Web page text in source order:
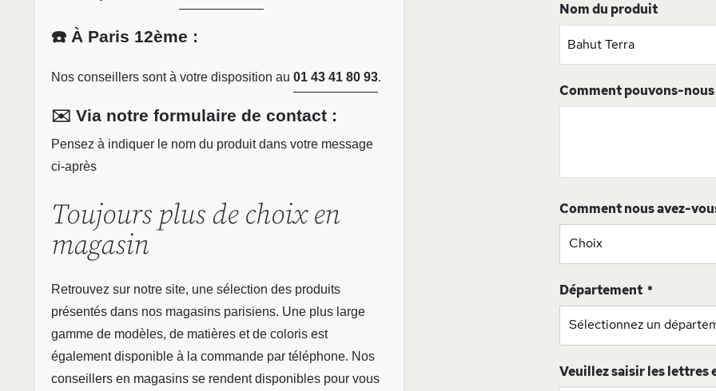
☎️ À Paris 12ème :
Nos conseillers sont à votre disposition au 01 43 41 80 93.
✉️ Via notre formulaire de contact :
Pensez à indiquer le nom du produit dans votre message
ci-après
Toujours plus de choix en
magasin
Retrouvez sur notre site, une sélection des produits
présentés dans nos magasins parisiens. Une plus large
gamme de modèles, de matières et de coloris est
également disponible à la commande par téléphone. Nos
conseillers en magasins se rendent disponibles pour vous
Nom du produit
Comment pouvons-nous
Comment nous avez-
Département
Veuillez saisir les lettres